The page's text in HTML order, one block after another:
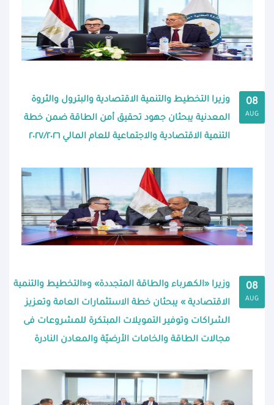
08
AUG
وزيرا التخطيط والتنمية الاقتصادية والبترول والثروة
المعدنية يبحثان جهود تحقيق أمن الطاقة ضمن خطة
التنمية الاقتصادية والاجتماعية للعام المالي ٢٠٢٧/٢٠٢٦
08
AUG
وزيرا «الكهرباء والطاقة المتجددة» و«التخطيط والتنمية
الاقتصادية » يبحثان خطة الاستثمارات العامة وتعزيز
الشراكات وتوفير التمويلات المبتكرة للمشروعات فى
مجالات الطاقة والخامات الأرضيّة والمعادن النادرة